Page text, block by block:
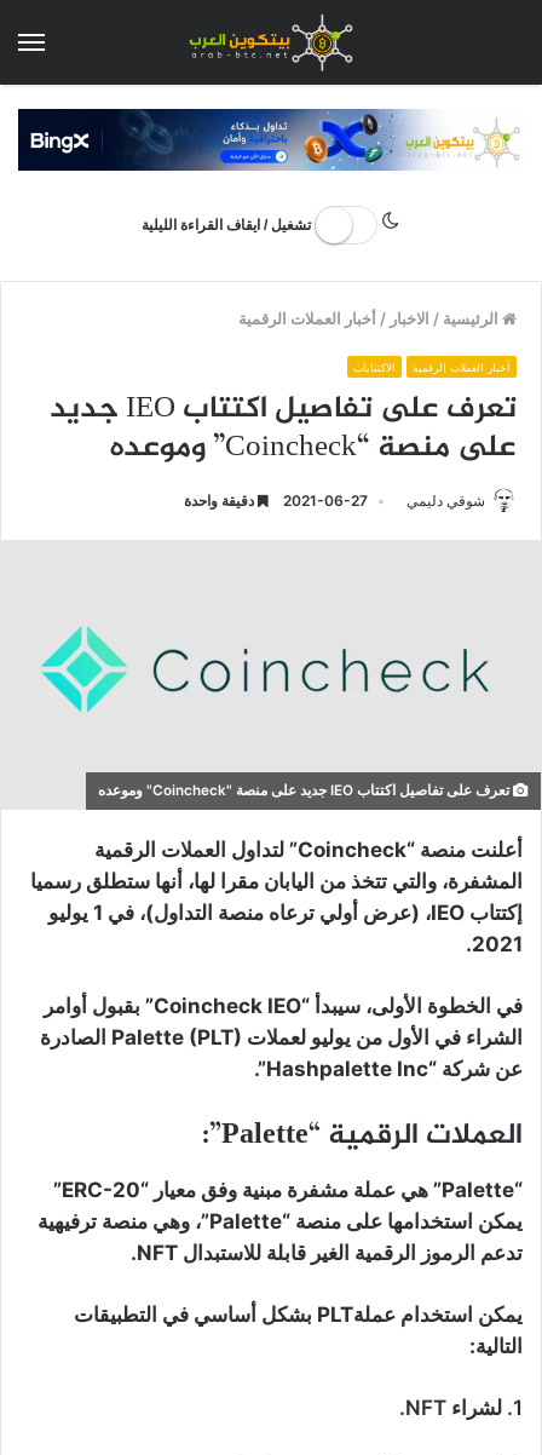
تشغيل / ايقاف القراءة الليلية
الرئيسية / الاخبار /أخبار العملات الرقمية
أخبار العملات الرقمية الاكتتابات
تعرف على تفاصيل اكتتاب IEO جديد
على منصة “Coincheck” وموعده
شوقي دليمي 2021-06-27 دقيقة واحدة
تعرف على تفاصيل اكتتاب IEO جديد على منصة "Coincheck" وموعده
أعلنت منصة “Coincheck” لتداول العملات الرقمية
المشفرة، والتي تتخذ من اليابان مقرا لها، أنها ستطلق رسميا
إكتتاب IEO، (عرض أولي ترعاه منصة التداول)، في 1 يوليو
2021.
في الخطوة الأولى، سيبدأ “Coincheck IEO” بقبول أوامر
الشراء في الأول من يوليو لعملات Palette (PLT) الصادرة
عن شركة “Hashpalette Inc”.
العملات الرقمية “Palette”:
“Palette” هي عملة مشفرة مبنية وفق معيار “ERC-20”
يمكن استخدامها على منصة “Palette”، وهي منصة ترفيهية
تدعم الرموز الرقمية الغير قابلة للاستبدال NFT.
يمكن استخدام عملةPLT بشكل أساسي في التطبيقات
التالية:
1. لشراء NFT.